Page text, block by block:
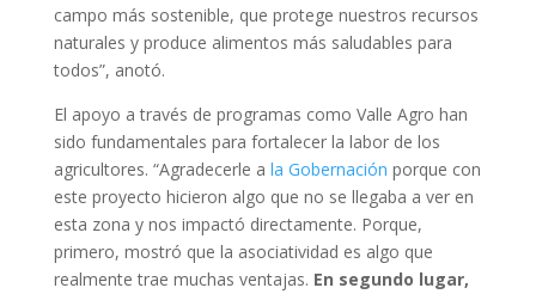
campo más sostenible, que protege nuestros recursos
naturales y produce alimentos más saludables para
todos”, anotó.
El apoyo a través de programas como Valle Agro han
sido fundamentales para fortalecer la labor de los
agricultores. “Agradecerle a la Gobernación porque con
este proyecto hicieron algo que no se llegaba a ver en
esta zona y nos impactó directamente. Porque,
primero, mostró que la asociatividad es algo que
realmente trae muchas ventajas. En segundo lugar,